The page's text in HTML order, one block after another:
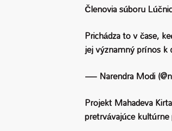
Členovia súboru
Prichádza to v čase,
jej významný prínos k
— Narendra Modi
Projekt Mahadeva
pretrvávajúce